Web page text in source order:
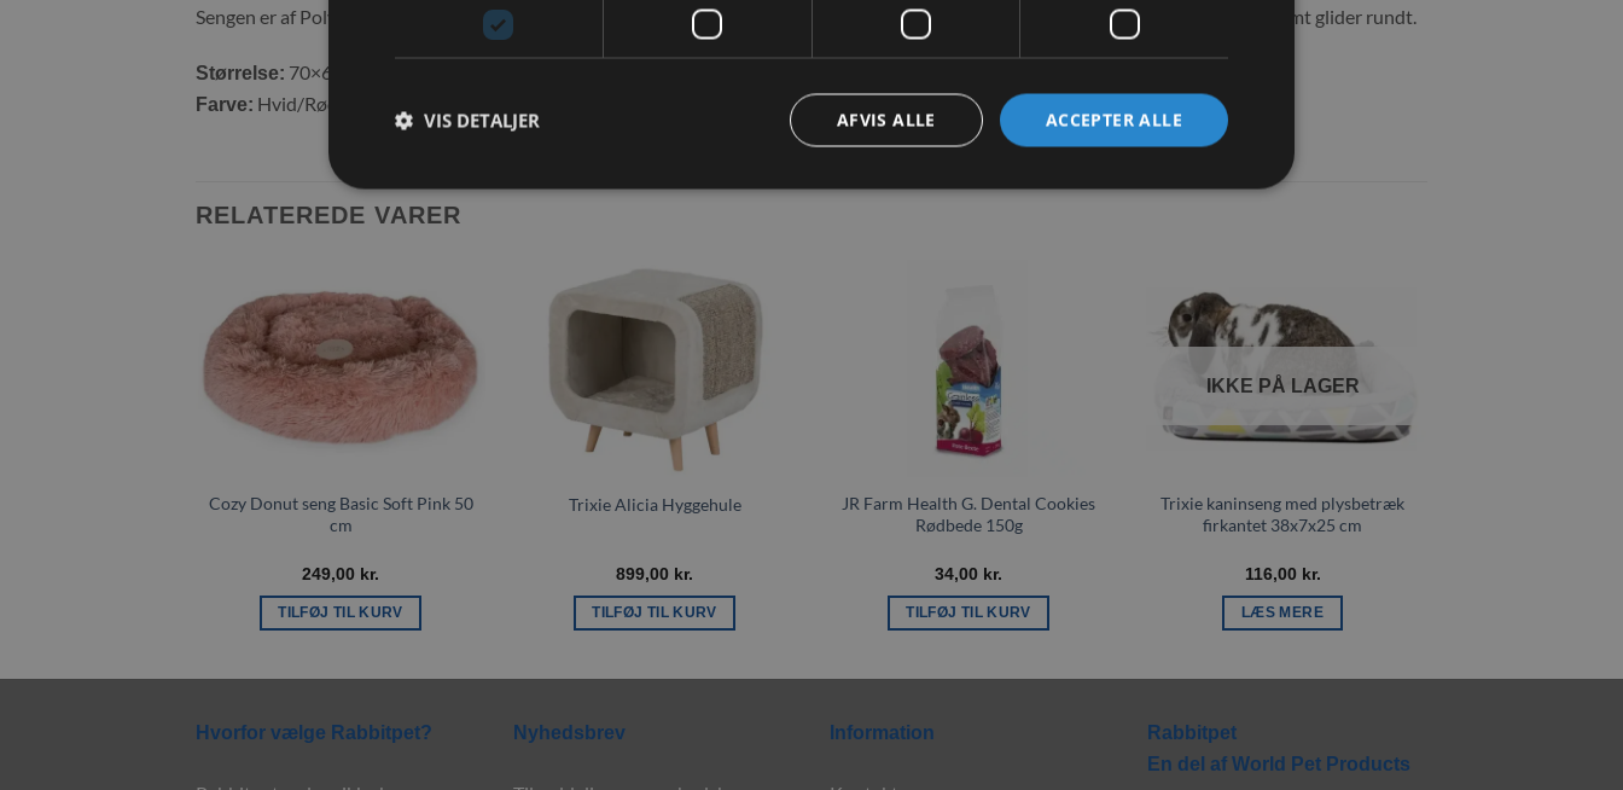
Sengen er af Polyester betræk og Polyester fleece fyld, så den er dejlig blød at ligge i. Sengen har en skridsikker bund, så den ikke så nemt glider rundt.
Størrelse: 70×60 cm
Farve: Hvid/Rød
RELATEREDE VARER
Tilføj til
ønskeliste
Cozy Donut seng Basic Soft Pink 50
cm
249,00 kr.
TILFØJ TIL KURV
Trixie Alicia Hyggehule
899,00 kr.
TILFØJ TIL KURV
JR Farm Health G. Dental Cookies
Rødbede 150g
34,00 kr.
TILFØJ TIL KURV
ønskeliste
IKKE PÅ LAGER
Trixie kaninseng med plysbetræk
firkantet 38x7x25 cm
116,00 kr.
LÆS MERE
Hvorfor vælge Rabbitpet? Nyhedsbrev Information
Rabbitpet
En del af World Pet Products
ACCEPTER ALLE
AFVIS ALLE
VIS DETALJER